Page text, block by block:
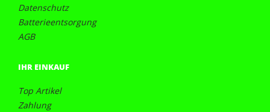
Datenschutz
Batterieentsorgung
AGB
IHR EINKAUF
Top Artikel
Zahlung